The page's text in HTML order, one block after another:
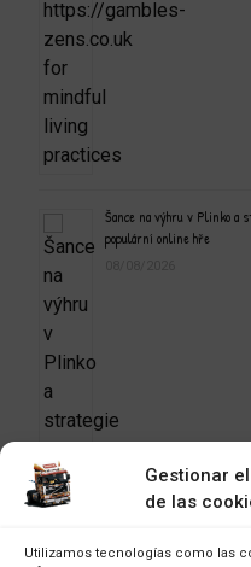
Gestionar
de las
Utilizamos tecnologías como las
Šance na výhru v Plinko
populární online hře